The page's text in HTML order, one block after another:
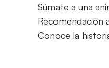
Súmate a una
Recomendación
Conoce la